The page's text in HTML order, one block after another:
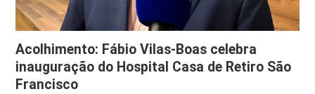
Acolhimento: Fábio Vilas-Boas celebra
inauguração do Hospital Casa de Retiro São
Francisco